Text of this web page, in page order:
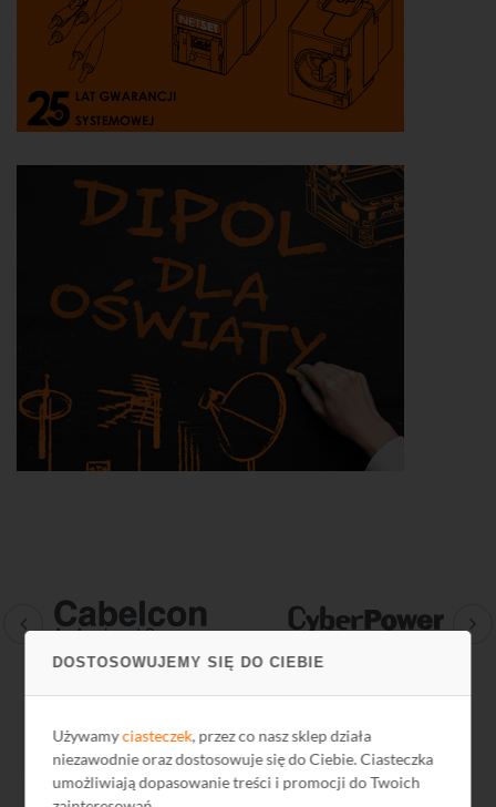
DOSTOSOWUJEMY SIĘ DO CIEBIE
Używamyciasteczek, przez co nasz sklep działa
niezawodnie oraz dostosowuje się do Ciebie. Ciasteczka
umożliwiają dopasowanie treści i promocji do Twoich